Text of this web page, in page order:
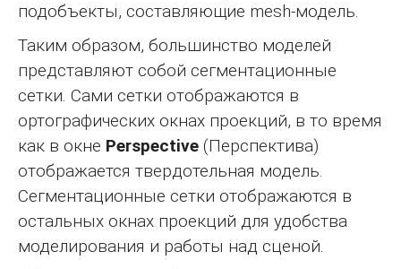
подобъекты, составляющие mesh-модель.
Таким образом, большинство моделей
представляют собой сегментационные
сетки. Сами сетки отображаются в
ортографических окнах проекций, в то время
как в окне Perspective (Перспектива)
отображается твердотельная модель.
Сегментационные сетки отображаются в
остальных окнах проекций для удобства
моделирования и работы над сценой.